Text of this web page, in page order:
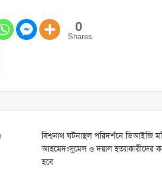
0
Shares
বিশ্বনাথ ঘটনাস্থল পরিদর্শনে ডিআইজি
আহমেদঃসুমেল ও দয়াল হত্যাকারীদের
হবে